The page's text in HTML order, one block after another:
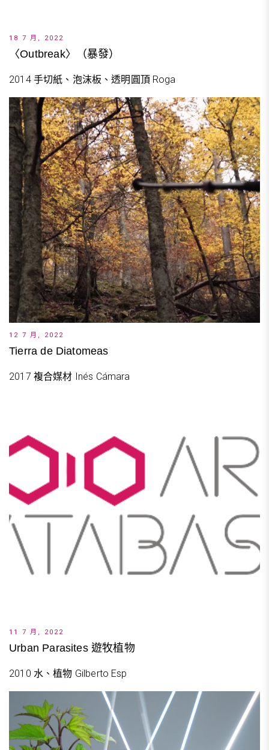
18 7 月, 2022
〈Outbreak〉（暴發）
2014 手切紙、泡沫板、透明圓頂 Roga
12 7 月, 2022
Tierra de Diatomeas
2017 複合媒材 Inés Cámara
11 7 月, 2022
Urban Parasites 遊牧植物
2010 水、植物 Gilberto Esp